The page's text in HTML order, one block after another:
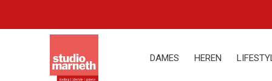
DAMES HEREN